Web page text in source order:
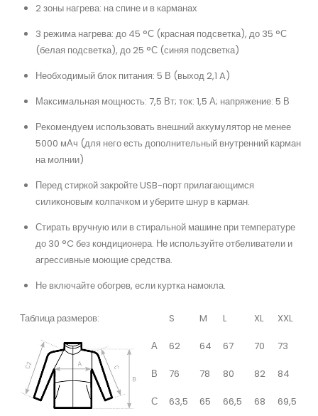
2 зоны нагрева: на спине и в карманах
3 режима нагрева: до 45 °С (красная подсветка), до 35 °С
(белая подсветка), до 25 °С (синяя подсветка)
Необходимый блок питания: 5 В (выход 2,1 A)
Максимальная мощность: 7,5 Вт; ток: 1,5 А; напряжение: 5 В
Рекомендуем использовать внешний аккумулятор не менее
5000 мАч (для него есть дополнительный внутренний карман
на молнии)
Перед стиркой закройте USB-порт прилагающимся
силиконовым колпачком и уберите шнур в карман.
Стирать вручную или в стиральной машине при температуре
до 30 °C без кондиционера. Не используйте отбеливатели и
агрессивные моющие средства.
Не включайте обогрев, если куртка намокла.
Таблица размеров: S M L XL XXL
А 62 64 67 70 73
В 76 78 80 82 84
С 63,5 65 66,5 68 69,5